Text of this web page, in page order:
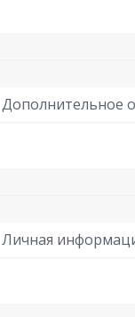
Дополнительное
Личная